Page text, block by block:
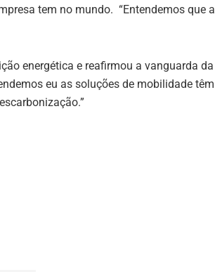
tem no mundo. “Entendemos que a
energética e reafirmou a vanguarda da
eu as soluções de mobilidade têm